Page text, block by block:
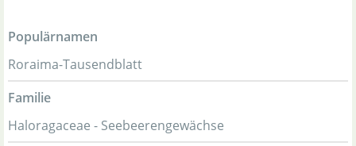
Populärnamen
Roraima-Tausendblatt
Familie
Haloragaceae - Seebeerengewächse